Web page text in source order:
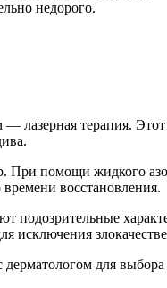
недорого.
терапия. Этот
При помощи жидкого
восстановления.
исключения
для выбора